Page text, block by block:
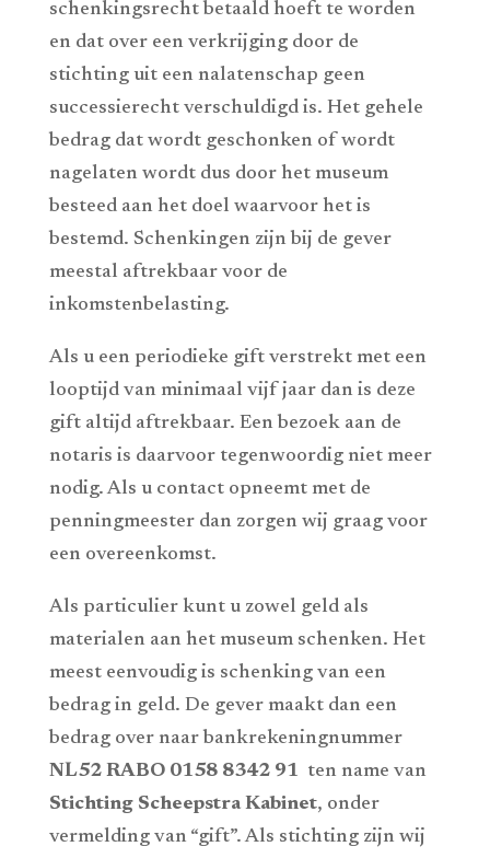
schenkingsrecht betaald hoeft te worden
en dat over een verkrijging door de
stichting uit een nalatenschap geen
successierecht verschuldigd is. Het gehele
bedrag dat wordt geschonken of wordt
nagelaten wordt dus door het museum
besteed aan het doel waarvoor het is
bestemd. Schenkingen zijn bij de gever
meestal aftrekbaar voor de
inkomstenbelasting.
Als u een periodieke gift verstrekt met een
looptijd van minimaal vijf jaar dan is deze
gift altijd aftrekbaar. Een bezoek aan de
notaris is daarvoor tegenwoordig niet meer
nodig. Als u contact opneemt met de
penningmeester dan zorgen wij graag voor
een overeenkomst.
Als particulier kunt u zowel geld als
materialen aan het museum schenken. Het
meest eenvoudig is schenking van een
bedrag in geld. De gever maakt dan een
bedrag over naar bankrekeningnummer
NL52 RABO 0158 8342 91 ten name van
Stichting Scheepstra Kabinet, onder
vermelding van “gift”. Als stichting zijn wij